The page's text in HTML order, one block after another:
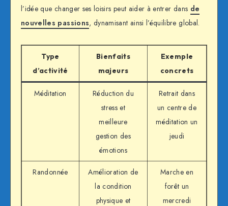
l’idée que changer ses loisirs peut aider à entrer dans de
nouvelles passions, dynamisant ainsi l’équilibre global.
Type
d’activité
Bienfaits
majeurs
Exemple
concrets
Méditation
Réduction du
stress et
meilleure
gestion des
émotions
Retrait dans
un centre de
méditation un
jeudi
Randonnée
Amélioration de
la condition
physique et
Marche en
forêt un
mercredi